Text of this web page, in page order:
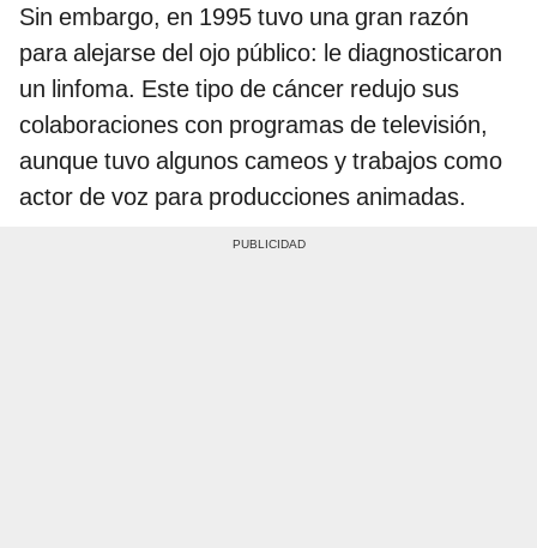
Sin embargo, en 1995 tuvo una gran razón
para alejarse del ojo público: le diagnosticaron
un linfoma. Este tipo de cáncer redujo sus
colaboraciones con programas de televisión,
aunque tuvo algunos cameos y trabajos como
actor de voz para producciones animadas.